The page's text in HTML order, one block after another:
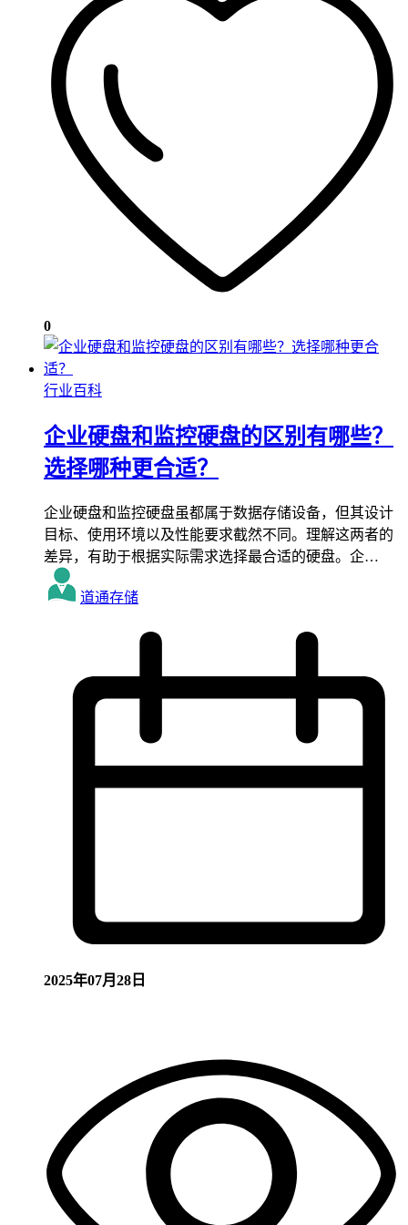
0
行业百科
企业硬盘和监控硬盘的区别有哪些？
选择哪种更合适？
企业硬盘和监控硬盘虽都属于数据存储设备，但其设计
目标、使用环境以及性能要求截然不同。理解这两者的
差异，有助于根据实际需求选择最合适的硬盘。企…
道通存储
2025年07月28日